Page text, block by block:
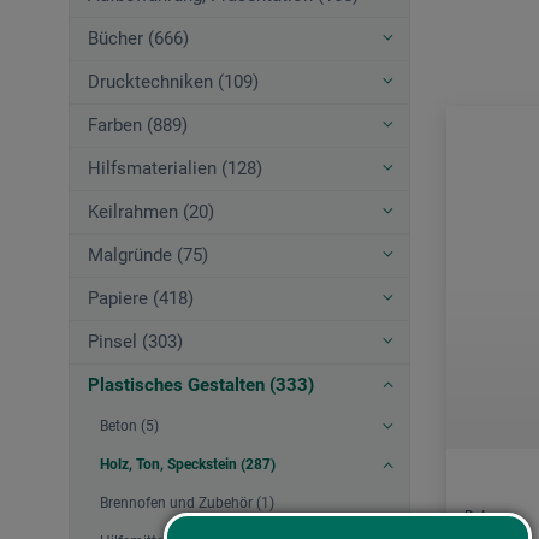
Bücher (666)
Drucktechniken (109)
Farben (889)
Hilfsmaterialien (128)
Keilrahmen (20)
Malgründe (75)
Papiere (418)
Pinsel (303)
Plastisches Gestalten (333)
Beton (5)
Holz, Ton, Speckstein (287)
Brennofen und Zubehör (1)
Botz